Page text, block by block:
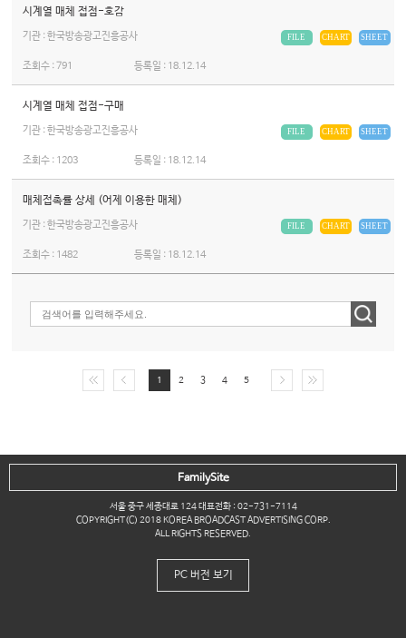
시계열 매체 접점-호감
기관 : 한국방송광고진흥공사 SHEET
CHART
FILE
조회수 :791 등록일 : 18.12.14
시계열 매체 접점-구매
기관 : 한국방송광고진흥공사 SHEET
CHART
FILE
조회수 : 1203 등록일 : 18.12.14
매체접촉률 상세 (어제 이용한 매체)
기관 : 한국방송광고진흥공사 SHEET
CHART
FILE
조회수 : 1482 등록일 : 18.12.14
1 2 3 4 5
서울 중구 세종대로 124 대표전화 : 02-731-7114
COPYRIGHT(C) 2018 KOREA BROADCAST ADVERTISING CORP.
ALL RIGHTS RESERVED.
FamilySite
PC 버전 보기